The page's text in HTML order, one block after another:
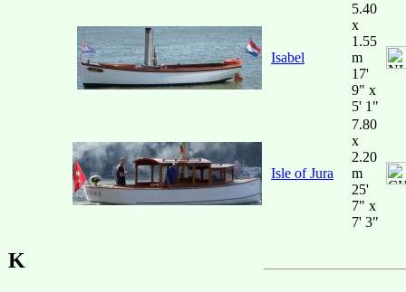
Isabel
5.40
x
1.55
m
17'
9" x
5' 1"
Isle of Jura
7.80
x
2.20
m
25'
7" x
7' 3"
K